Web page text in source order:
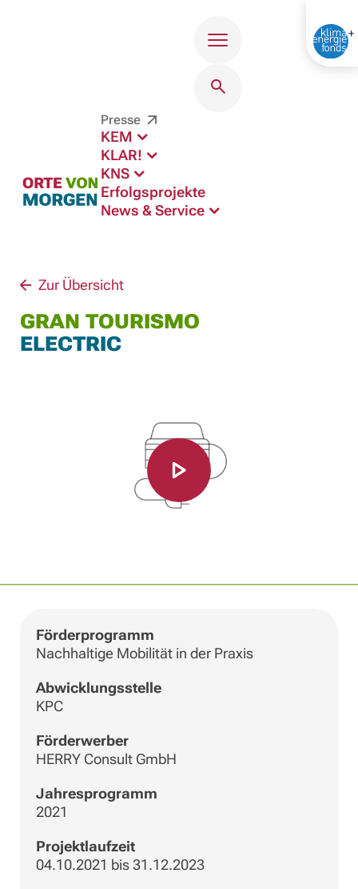
Presse
KEM
KLAR!
KNS
Erfolgsprojekte
News & Service
Zur Übersicht
GRAN TOURISMO
ELECTRIC
Förderprogramm
Nachhaltige Mobilität in der Praxis
Abwicklungsstelle
KPC
Förderwerber
HERRY Consult GmbH
Jahresprogramm
2021
Projektlaufzeit
04.10.2021 bis 31.12.2023